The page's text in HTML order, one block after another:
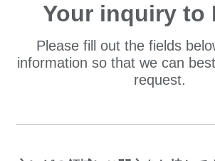
Your inquiry to
Please fill out the fields
information so that we can
request.